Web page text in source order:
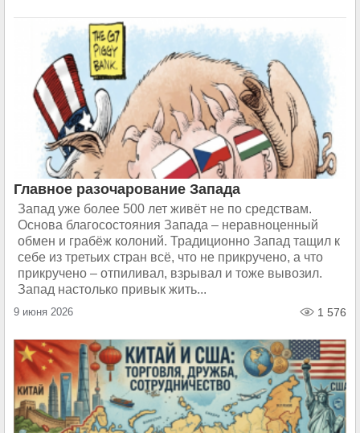
Главное разочарование Запада
Запад уже более 500 лет живёт не по средствам.
Основа благосостояния Запада – неравноценный
обмен и грабёж колоний. Традиционно Запад тащил к
себе из третьих стран всё, что не прикручено, а что
прикручено – отпиливал, взрывал и тоже вывозил.
Запад настолько привык жить...
9 июня 2026 1 576